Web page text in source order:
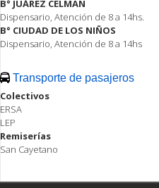
B° JUÁREZ CELMAN
Dispensario, Atención de 8 a 14hs.
B° CIUDAD DE LOS NIÑOS
Dispensario, Atención de 8 a 14hs
Transporte de pasajeros
Colectivos
ERSA
LEP
Remiserías
San Cayetano